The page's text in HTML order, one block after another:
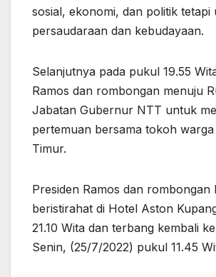
sosial, ekonomi, dan politik tetapi
persaudaraan dan kebudayaan.
Selanjutnya pada pukul 19.55
Ramos dan rombongan menuju
Jabatan Gubernur NTT untuk
pertemuan bersama tokoh
Timur.
Presiden Ramos dan rombongan
beristirahat di Hotel Aston
21.10 Wita dan terbang kembali
Senin, (25/7/2022) pukul 11.45